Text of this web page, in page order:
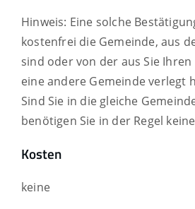
Hinweis: Eine solche
kostenfrei die Gemeinde, aus
sind oder von der aus Sie
eine andere Gemeinde verlegt
Sind Sie in die gleiche
benötigen Sie in der Regel
Kosten
keine